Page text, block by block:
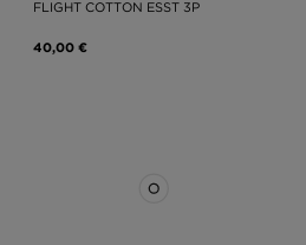
FLIGHT COTTON ESST 3P
40,00 €